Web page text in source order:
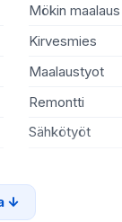
Mökin maalaus
Kirvesmies
Maalaustyot
Remontti
Sähkötyöt